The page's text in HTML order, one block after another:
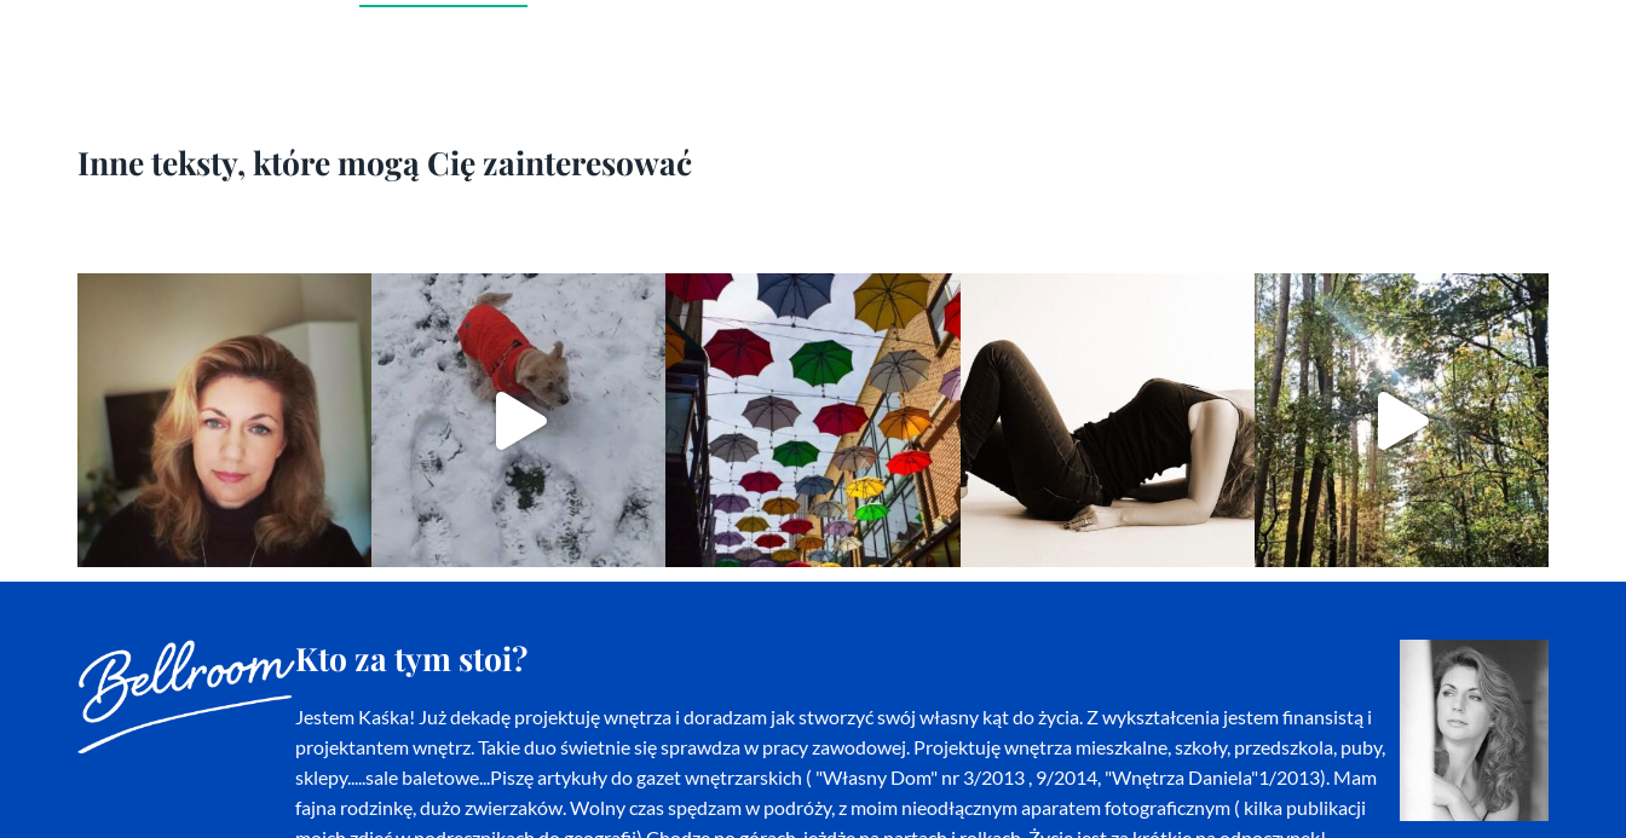
Inne teksty, które mogą Cię zainteresować
Kto za tym stoi?
Jestem Kaśka! Już dekadę projektuję wnętrza i doradzam jak stworzyć swój własny kąt do życia. Z wykształcenia jestem finansistą i
projektantem wnętrz. Takie duo świetnie się sprawdza w pracy zawodowej. Projektuję wnętrza mieszkalne, szkoły, przedszkola, puby,
sklepy.....sale baletowe...Piszę artykuły do gazet wnętrzarskich ( "Własny Dom" nr 3/2013 , 9/2014, "Wnętrza Daniela"1/2013). Mam
fajna rodzinkę, dużo zwierzaków. Wolny czas spędzam w podróży, z moim nieodłącznym aparatem fotograficznym ( kilka publikacji